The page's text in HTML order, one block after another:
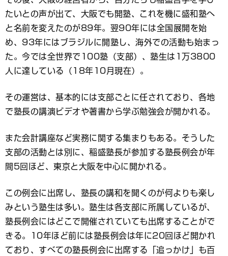
たいとの声が出て、大阪でも開塾、これを機に盛和塾へ
と名前を変えたのが89年。翌90年には全国展開を始
め、93年にはブラジルに開塾し、海外での活動も始まっ
た。今では全世界で100塾（支部）、塾生は1万3800
人に達している（18年10月現在）。
その運営は、基本的には支部ごとに任されており、各地
で塾長の講演ビデオや著書から学ぶ勉強会が開かれる。
また会計講座など実務に関する集まりもある。そうした
支部の活動とは別に、稲盛塾長が参加する塾長例会が年
間5回ほど、東京と大阪を中心に開かれる。
この例会に出席し、塾長の講和を聞くのが何よりも楽し
みという塾生は多い。塾生は各支部に所属しているが、
塾長例会にはどこで開催されていても出席することがで
きる。10年ほど前には塾長例会は年に20回ほど開かれ
ており、すべての塾長例会に出席する「追っかけ」も百